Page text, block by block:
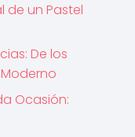
de un Pastel
De los
Ocasión: